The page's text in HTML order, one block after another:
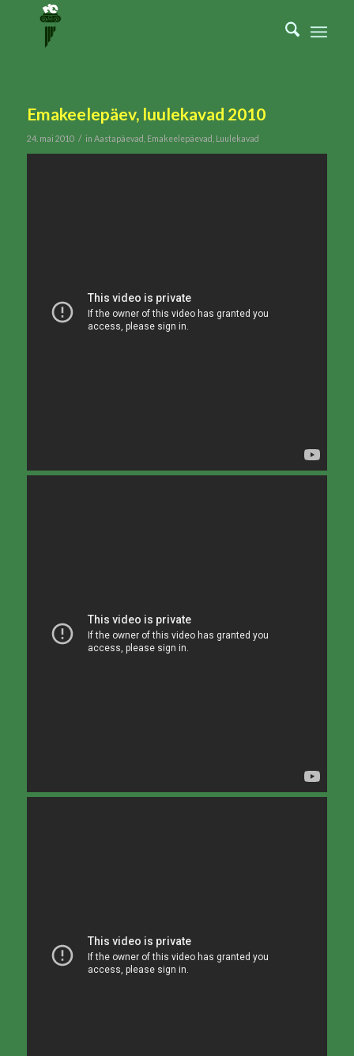
Emakeelepäev, luulekavad 2010
24. mai 2010 / in Aastapäevad Emakeelepäevad Luulekavad